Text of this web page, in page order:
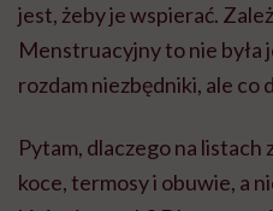
jest, żeby je wspierać.
Menstruacyjny to nie była
rozdam niezbędniki, ale co
Pytam, dlaczego na
koce, termosy i obuwie, a